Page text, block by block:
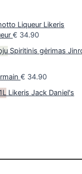
Likeris
€ 34.90
Spiritinis gėrimas
€ 34.90
Likeris Jack Daniel's